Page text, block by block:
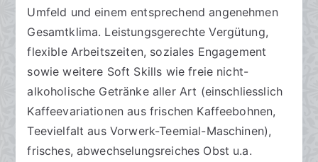
Umfeld und einem entsprechend angenehmen
Gesamtklima. Leistungsgerechte Vergütung,
flexible Arbeitszeiten, soziales Engagement
sowie weitere Soft Skills wie freie nicht-
alkoholische Getränke aller Art (einschliesslich
Kaffeevariationen aus frischen Kaffeebohnen,
Teevielfalt aus Vorwerk-Teemial-Maschinen),
frisches, abwechselungsreiches Obst u.a.